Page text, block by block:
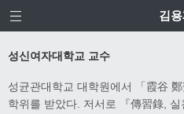
김용
성신여자대학교 교수
성균관대학교 대학원에서 「霞谷
학위를 받았다. 저서로 『傳習錄, 실